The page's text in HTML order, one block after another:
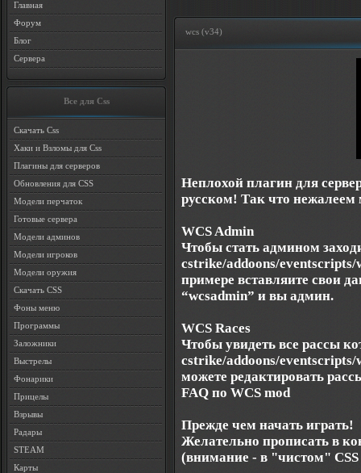
Главная
Форум
Блог
Сервера
Все для Css
Скачать Css
Хаки и Взломы для Css
Плагины для серверов
Обновления для CSS
Модели перчаток
Готовые сервера
Модели админов
Модели игроков
Модели оружия
Скачать CSS
Фоны меню
Программы
Заложники
Выстрелы
Фонарики
Прицелы
Взрывы
Радары
STEAM
Карты
wcs (v34)
Неплохой плагин для
русском! Так что
WCS Admin
Чтобы стать админом
cstrike/addoons/
примере вставляите свои
“wcsadmin” и вы админ.
WCS Races
Чтобы увидеть все рассы
cstrike/addoons/
можете редактировать
FAQ по WCS mod
Прежде чем начать играть!
Желательно прописать в
(внимание - в "чистом" CSS